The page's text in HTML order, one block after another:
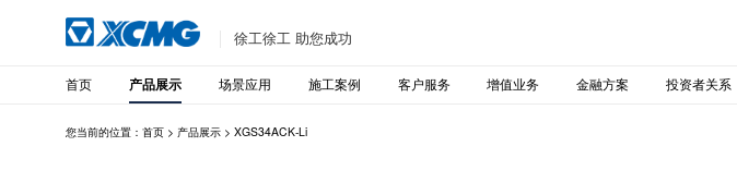
徐工徐工 助您成功
首页 产品展示 场景应用 施工案例 客户服务 增值业务 金融方案 投资者关系
您当前的位置：首页 > 产品展示 >XGS34ACK-Li